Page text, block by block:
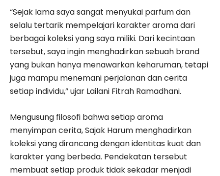
“Sejak lama saya sangat menyukai parfum dan
selalu tertarik mempelajari karakter aroma dari
berbagai koleksi yang saya miliki. Dari kecintaan
tersebut, saya ingin menghadirkan sebuah brand
yang bukan hanya menawarkan keharuman, tetapi
juga mampu menemani perjalanan dan cerita
setiap individu,” ujar Lailani Fitrah Ramadhani.
Mengusung filosofi bahwa setiap aroma
menyimpan cerita, Sajak Harum menghadirkan
koleksi yang dirancang dengan identitas kuat dan
karakter yang berbeda. Pendekatan tersebut
membuat setiap produk tidak sekadar menjadi